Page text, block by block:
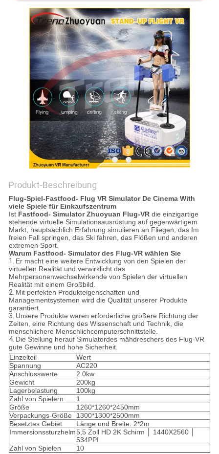
PRIVACY
POLICY
Produkt-Beschreibung
Flug-Spiel-Fastfood- Flug VR Simulator De Cinema With
viele Spiele für Einkaufszentrum
Ist Fastfood- Simulator Zhuoyuan Flug-VRdie einzigartige
stehende virtuelle Simulationsausrüstung auf gegenwärtigem
Markt, hauptsächlich Erfahrung simulieren an Fliegen, das Im
freien Fall springen, das Ski fahren, das Flößen und anderen
extremen Sport.
Warum Fastfood- Simulator des Flug-VR wählen Sie
1. Er macht eine weitere Entwicklung von den Spielen der
virtuellen Realität und verwirklicht das
Mehrpersonenwechselwirkende von Spielen der virtuellen
Realität mit einem Großbild.
2. Mit perfekten Produkteigenschaften und
Managementsystemen wird die Qualität unserer Produkte
garantiert.
3. Unsere Produkte waren erforderliche größere Richtung der
Zeiten, eine Richtung des Wissenschaft und Technik, die
menschlichere Menschlichcomputerschnittstelle.
4. Die Stellung herauf Simulatordes mähdreschers des Flug-VR
gute Gewinne und hohe Sicherheit.
Einzelteil
Wert
Spannung
AC220
Anschlusswerte
2.0kw
Gewicht
200kg
Lagerbelastung
100kg
Zahl von Spielern
1
Größe
1260*1260*2450mm
Verpackungs-Größe
1300*1300*2500mm
Besetztes Gebiet
Länge und Breite: 2*2m
Immersionssturzhelm5,5 Zoll HD 2K Schirm │ 1440X2560 │
534PPI
Zahl von Spielen
10